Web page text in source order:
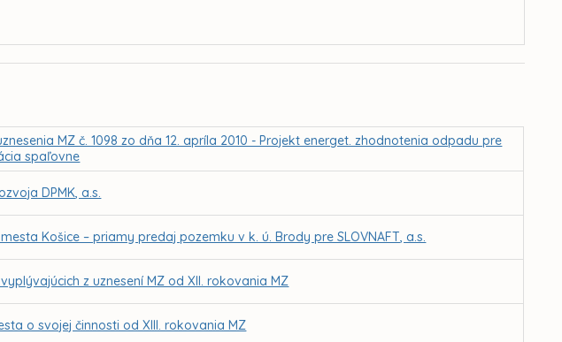
MZ č. 1098 zo dňa 12. apríla 2010 - Projekt energet. zhodnotenia odpadu pre
spaľovne
DPMK, a.s.
Košice – priamy predaj pozemku v k. ú. Brody pre SLOVNAFT, a.s.
z uznesení MZ od XII. rokovania MZ
o svojej činnosti od XIII. rokovania MZ